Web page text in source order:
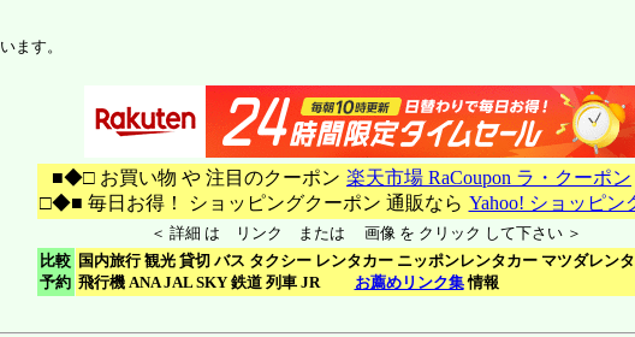
ます。
■◆□ お買い物 や 注目のクーポン 楽天市場 RaCoupon ラ・クーポン
□◆■ 毎日お得！ ショッピングクーポン 通販なら Yahoo! ショッピン
＜ 詳細 は リンク または 画像 を クリック して下さい ＞
比較
予約
国内旅行 観光 貸切 バス タクシー レンタカー ニッポンレンタカー マツダレン
飛行機 ANA JAL SKY 鉄道 列車 JR お薦めリンク集情報